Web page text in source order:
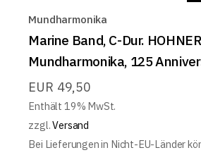
Mundharmonika
Marine Band, C-Dur. HOHNER
Mundharmonika, 125
EUR 49,50
Enthält 19% MwSt.
zzgl.Versand
Bei Lieferungen in Nicht-EU-Länder